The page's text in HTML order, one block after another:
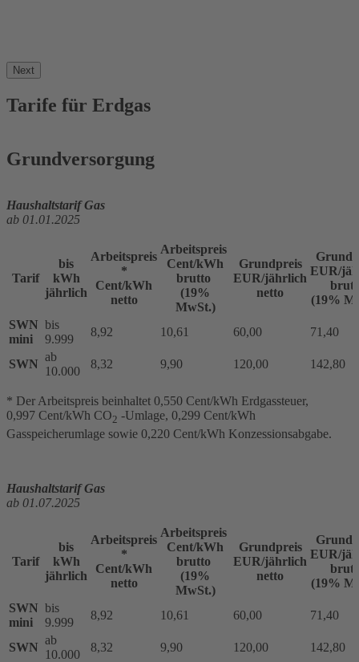
Next
Tarife für Erdgas
Grundversorgung
Haushaltstarif Gas
ab 01.01.2025
Tarif
bis
kWh
jährlich
Arbeitspreis
*
Cent/kWh
netto
Arbeitspreis
Cent/kWh
brutto
(19%
MwSt.)
Grundpreis
EUR/jährlich
netto
EUR/
(19%
SWN
mini
bis
9.999
8,92 10,61 60,00 71,40
SWN
ab
10.000
8,32 9,90 120,00 142,80
* Der Arbeitspreis beinhaltet 0,550 Cent/kWh Erdgassteuer,
0,997 Cent/kWh CO2 -Umlage, 0,299 Cent/kWh
Gasspeicherumlage sowie 0,220 Cent/kWh Konzessionsabgabe.
Haushaltstarif Gas
ab 01.07.2025
Tarif
bis
kWh
jährlich
Arbeitspreis
*
Cent/kWh
netto
Arbeitspreis
Cent/kWh
brutto
(19%
MwSt.)
Grundpreis
EUR/jährlich
netto
EUR/
(19%
SWN
mini
bis
9.999
8,92 10,61 60,00 71,40
SWN
ab
10.000
8,32 9,90 120,00 142,80